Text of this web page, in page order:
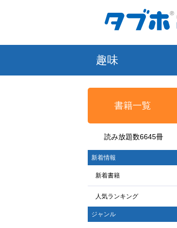
趣味
書籍一覧
読み放題数6645冊
新着情報
新着書籍
人気ランキング
ジャンル